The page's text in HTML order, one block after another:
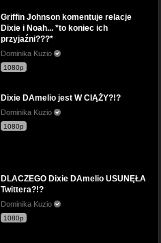
Griffin Johnson komentuje relacje
Dixie i Noah... *to koniec ich
przyjaźni???*
Dominika Kuzio
1080p
Dixie DAmelio jest W CIĄŻY?!?
Dominika Kuzio
1080p
DLACZEGO Dixie DAmelio USUNĘŁA
Twittera?!?
Dominika Kuzio
1080p